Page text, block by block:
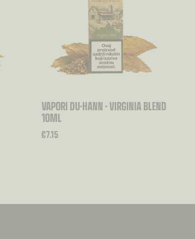
VAPORI DU-HANN - VIRGINIA BLEND
10ML
€7.15